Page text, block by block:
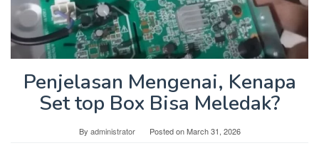
Penjelasan Mengenai, Kenapa
Set top Box Bisa Meledak?
By administrator Posted onMarch 31, 2026